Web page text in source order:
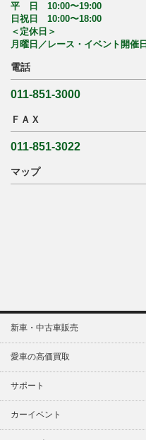
平 日 10:00〜19:00
日祝日 10:00〜18:00
＜定休日＞
月曜日／レース・イベント開催日
電話
011-851-3000
ＦＡＸ
011-851-3022
マップ
新車・中古車販売
愛車の高価買取
サポート
カーイベント